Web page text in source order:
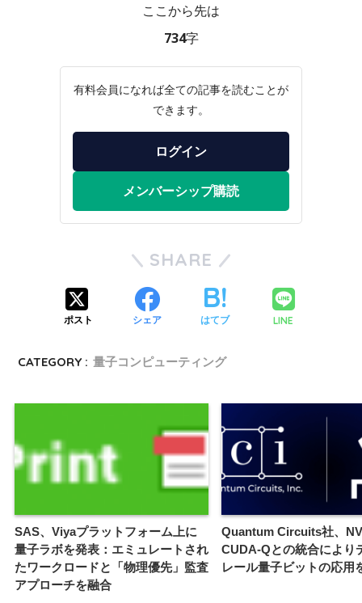
ここから先は
734字
有料会員になれば全ての記事を読むことが
できます。
ログイン
メンバーシップ購読
SHARE
ポスト シェア はてブ LINE
CATEGORY : 量子コンピューティング
SAS、Viyaプラットフォーム上に
量子ラボを発表：エミュレートされ
たワークロードと「物理優先」監査
アプローチを融合
Quantum Circuits社、
CUDA-Qとの統合により
レール量子ビットの応用